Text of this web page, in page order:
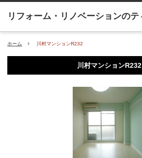
ホーム 川村マンションR232
川村マンションR232